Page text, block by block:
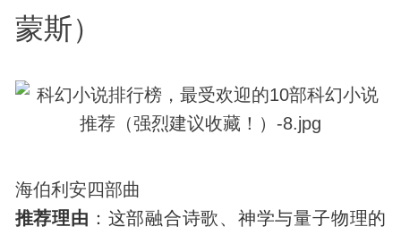
蒙斯）
海伯利安四部曲
推荐理由 ：这部融合诗歌、神学与量子物理的